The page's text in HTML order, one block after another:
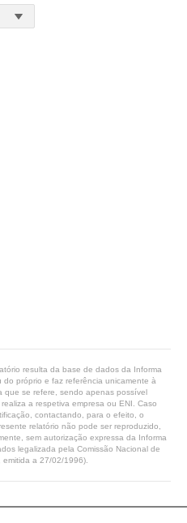
resulta da base de dados da Informa
próprio e faz referência unicamente à
que se refere, sendo apenas possível
a respetiva empresa ou ENI. Caso
contactando, para o efeito, o
relatório não pode ser reproduzido,
sem autorização expressa da Informa
legalizada pela Comissão Nacional de
a 27/02/1996).